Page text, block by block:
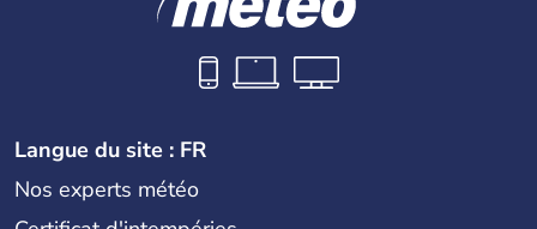
Langue du site : FR
Nos experts météo